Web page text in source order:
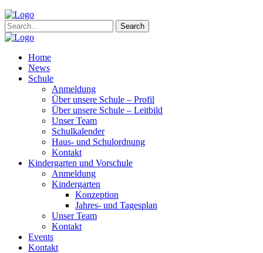
Search
Home
News
Schule
Anmeldung
Über unsere Schule – Profil
Über unsere Schule – Leitbild
Unser Team
Schulkalender
Haus- und Schulordnung
Kontakt
Kindergarten und Vorschule
Anmeldung
Kindergarten
Konzeption
Jahres- und Tagesplan
Unser Team
Kontakt
Events
Kontakt